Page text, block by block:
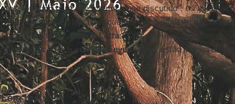
pressionaram para que o tema fosse discutido”, os ativistas
twitter do comitê stopTrip ) questionam o ministro da Saúde
Secretário do Pd,Enrico Letta: “Disseste-nos que somos
força de recorrer a von der Leyenvocês estão mais à
Leia mais